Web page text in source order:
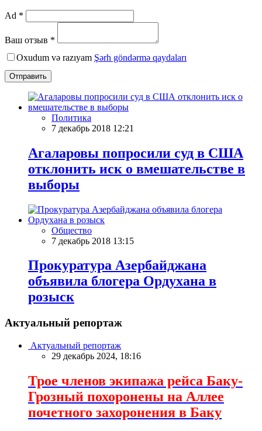
Ad *
Ваш отзыв *
Oxudum və razıyam Şərh göndərmə qaydaları
Отправить
Политика
7 декабрь 2018 12:21
Агаларовы попросили суд в США
отклонить иск о вмешательстве в
выборы
Общество
7 декабрь 2018 13:15
Прокуратура Азербайджана
объявила блогера Ордухана в
розыск
Актуальный репортаж
Актуальный репортаж
29 декабрь 2024, 18:16
Трое членов экипажа рейса Баку-
Грозный похоронены на Аллее
почетного захоронения в Баку